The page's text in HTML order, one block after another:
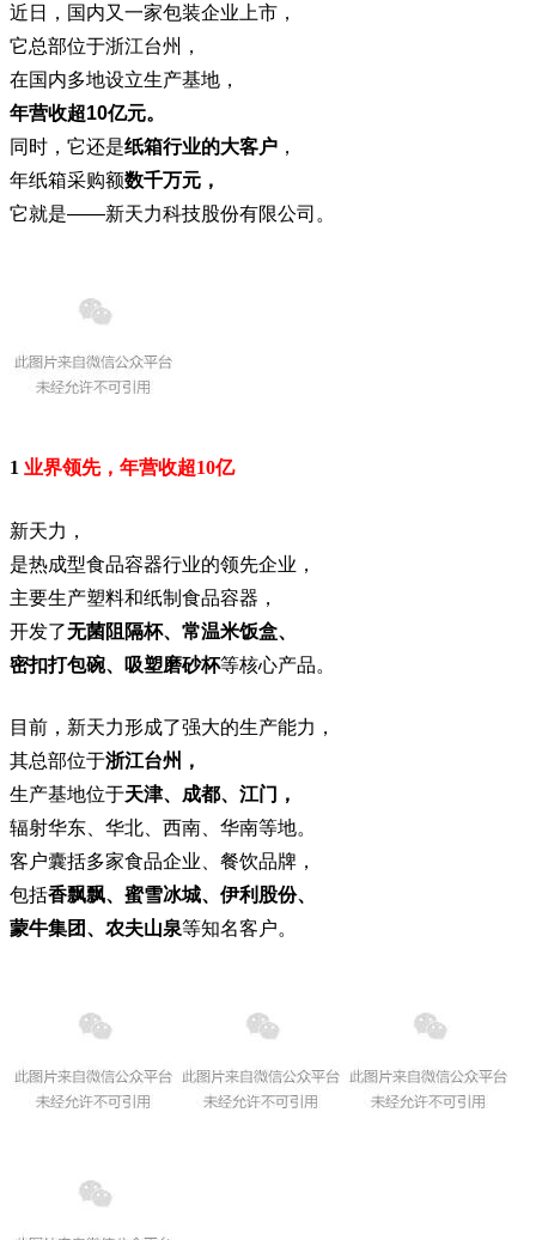
近日，国内又一家包装企业上市，
它总部位于浙江台州，
在国内多地设立生产基地，
年营收超10亿元。
同时，它还是纸箱行业的大客户 ，
年纸箱采购额数千万元，
它就是——新天力科技股份有限公司。
1 业界领先，年营收超10亿
新天力，
是热成型食品容器行业的领先企业 ，
主要生产塑料和纸制食品容器，
开发了无菌阻隔杯、常温米饭盒、
密扣打包碗、吸塑磨砂杯等核心产品。
目前，新天力形成了强大的生产能力，
其总部位于浙江台州，
生产基地位于天津、成都、江门，
辐射华东、华北、西南、华南等地。
客户囊括多家食品企业、餐饮品牌，
包括香飘飘、蜜雪冰城、伊利股份、
蒙牛集团、农夫山泉等知名客户。